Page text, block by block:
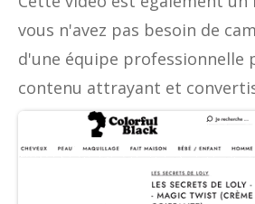
vous n'avez pas besoin de
d'une équipe professionnelle
contenu attrayant et